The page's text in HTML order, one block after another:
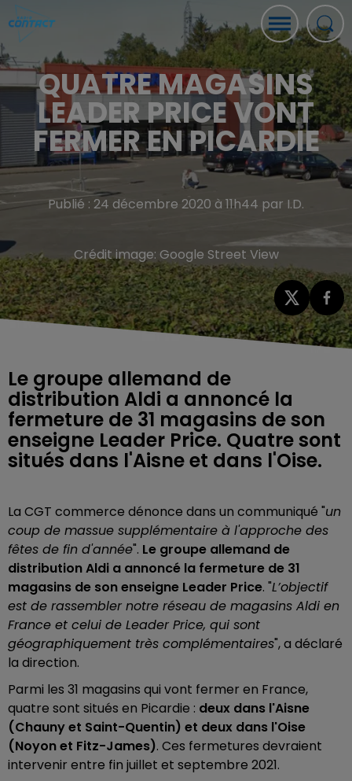
QUATRE MAGASINS
LEADER PRICE VONT
FERMER EN PICARDIE
Publié : 24 décembre 2020 à 11h44 par I.D.
Crédit image: Google Street View
Le groupe allemand de
distribution Aldi a annoncé la
fermeture de 31 magasins de son
enseigne Leader Price. Quatre sont
situés dans l'Aisne et dans l'Oise.
La CGT commerce dénonce dans un communiqué "un
coup de massue supplémentaire à l'approche des
fêtes de fin d'année". Le groupe allemand de
distribution Aldi a annoncé la fermeture de 31
magasins de son enseigne Leader Price. "L’objectif
est de rassembler notre réseau de magasins Aldi en
France et celui de Leader Price, qui sont
géographiquement très complémentaires", a déclaré
la direction.
Parmi les 31 magasins qui vont fermer en France,
quatre sont situés en Picardie : deux dans l'Aisne
(Chauny et Saint-Quentin) et deux dans l'Oise
(Noyon et Fitz-James). Ces fermetures devraient
intervenir entre fin juillet et septembre 2021.